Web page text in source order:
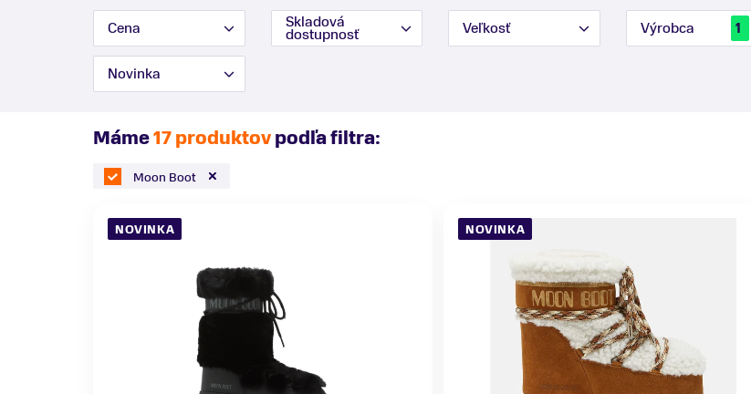
Cena Skladová
dostupnosť Veľkosť Výrobca 1
Novinka
Máme17 produktovpodľa filtra:
Moon Boot
NOVINKA NOVINKA